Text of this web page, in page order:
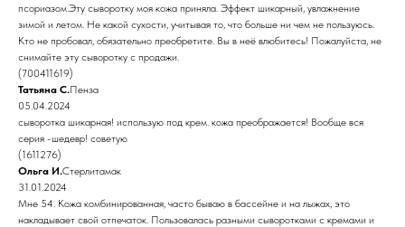
псориазом.Эту сыворотку моя кожа приняла. Эффект шикарный, увлажнение
зимой и летом. Не какой сухости, учитывая то, что больше ни чем не пользуюсь.
Кто не пробовал, обязательно преобретите. Вы в неё влюбитесь! Пожалуйста, не
снимайте эту сыворотку с продажи.
(700411619)
Татьяна С.Пенза
05.04.2024
сыворотка шикарная! использую под крем. кожа преображается! Вообще вся
серия -шедевр! советую
(1611276)
Ольга И.Стерлитамак
31.01.2024
Мне 54. Кожа комбинированная, часто бываю в бассейне и на лыжах, это
накладывает свой отпечаток. Пользовалась разными сыворотками с кремами и